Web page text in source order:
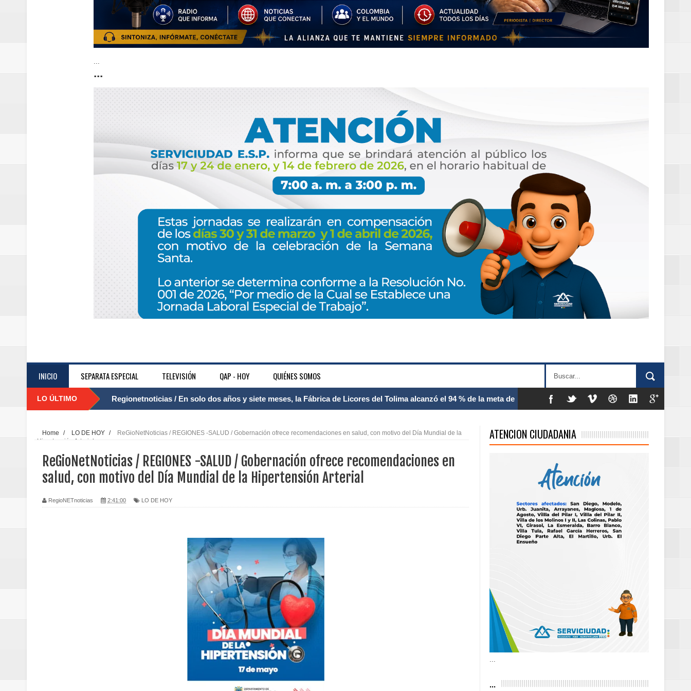
...
...
INICIO SEPARATA ESPECIAL TELEVISIÓN QAP - HOY QUIÉNES SOMOS
LO ÚLTIMO Regionetnoticias / El Aeropuerto Internacional Matecaña fortalece su conectividad con una nueva frecuencia
Regionetnoticias / Caldas fortalece el Mecanismo Articulador Departamental para el abordaje de las violencias
posesión presidencial
Regionetnoticias / La Alcaldía de Pereira continúa renovando espacios comunitarios que llevaban décadas sin
Regionetnoticias / Agua potable transforma la vida de 68 estudiantes rurales en Filadelfia gracias al Gobierno de
Regionetnoticias / Población vulnerable en Tuluá tendrá comedor comunitario gracias al Galardón de la Mujer
Home / LO DE HOY /
ReGioNetNoticias / REGIONES -SALUD / Gobernación ofrece recomendaciones en salud, con motivo del Día Mundial de la
Hipertensión Arterial
ReGioNetNoticias / REGIONES -SALUD / Gobernación ofrece recomendaciones en
salud, con motivo del Día Mundial de la Hipertensión Arterial
RegioNETnoticias 2:41:00 LO DE HOY
ATENCION CIUDADANIA
...